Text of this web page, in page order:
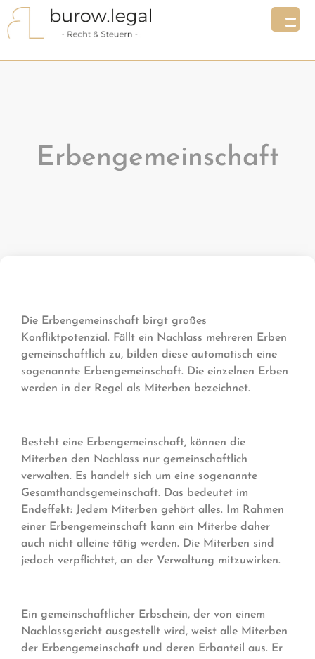
Erbengemeinschaft
Die Erbengemeinschaft birgt großes
Konfliktpotenzial. Fällt ein Nachlass mehreren Erben
gemeinschaftlich zu, bilden diese automatisch eine
sogenannte Erbengemeinschaft. Die einzelnen Erben
werden in der Regel als Miterben bezeichnet.
Besteht eine Erbengemeinschaft, können die
Miterben den Nachlass nur gemeinschaftlich
verwalten. Es handelt sich um eine sogenannte
Gesamthandsgemeinschaft. Das bedeutet im
Endeffekt: Jedem Miterben gehört alles. Im Rahmen
einer Erbengemeinschaft kann ein Miterbe daher
auch nicht alleine tätig werden. Die Miterben sind
jedoch verpflichtet, an der Verwaltung mitzuwirken.
Ein gemeinschaftlicher Erbschein, der von einem
Nachlassgericht ausgestellt wird, weist alle Miterben
der Erbengemeinschaft und deren Erbanteil aus. Er